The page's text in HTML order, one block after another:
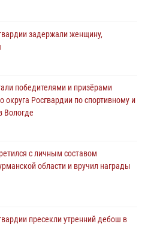
задержали женщину,
победителями и призёрами
округа Росгвардии по спортивному и
Вологде
с личным составом
области и вручил награды
пресекли утренний дебош в